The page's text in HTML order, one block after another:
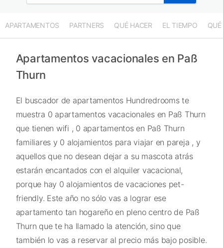
APARTAMENTOS PARTNERS QUÉ HACER EL TIEMPO QUÉ
Apartamentos vacacionales en Paß
Thurn
El buscador de apartamentos Hundredrooms te
muestra 0 apartamentos vacacionales en Paß Thurn
que tienen wifi , 0 apartamentos en Paß Thurn
familiares y 0 alojamientos para viajar en pareja , y
aquellos que no desean dejar a su mascota atrás
estarán encantados con el alquiler vacacional,
porque hay 0 alojamientos de vacaciones pet-
friendly. Este año no sólo vas a lograr ese
apartamento tan hogareño en pleno centro de Paß
Thurn que te ha llamado la atención, sino que
también lo vas a reservar al precio más bajo posible.